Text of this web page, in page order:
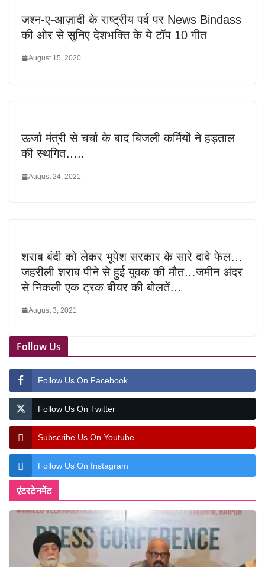
जश्न-ए-आज़ादी के राष्ट्रीय पर्व पर News Bindass
की ओर से सुनिए देशभक्ति के ये टॉप 10 गीत
August 15, 2020
ऊर्जा मंत्री से चर्चा के बाद बिजली कर्मियों ने हड़ताल
की स्थगित…..
August 24, 2021
शराब बंदी को लेकर भूपेश सरकार के सारे दावे फेल…
जहरीली शराब पीने से हुई युवक की मौत…जमीन अंदर
से निकली एक ट्रक बीयर की बोलतें…
August 3, 2021
Follow Us
Follow Us On Facebook
Follow Us On Twitter
Subscribe Us On Youtube
Follow Us On Instagram
एंटरटेनमेंट